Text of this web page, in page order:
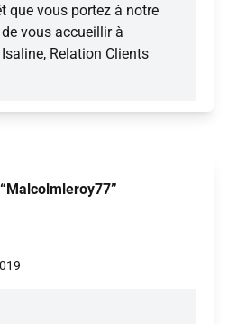
que vous portez à notre
vous accueillir à
Relation Clients